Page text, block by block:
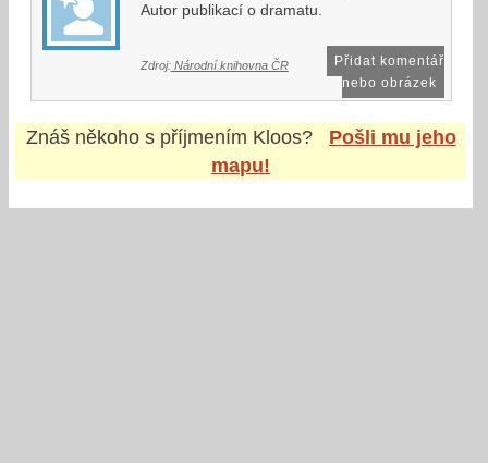
Autor publikací o dramatu.
Zdroj:Národní knihovna ČR
Přidat komentář
nebo obrázek
Znáš někoho s příjmením Kloos?
Pošli mu jeho
mapu!